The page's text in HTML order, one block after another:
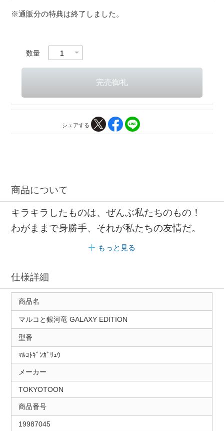
※通販分の特典は終了しました。
数量
シェアする
商品について
キラキラしたものは、ぜんぶ私たちのもの！
わがままで身勝手、それが私たちの友情だ。
もっと見る
仕様詳細
商品名
マルコと銀河竜 GALAXY EDITION
型番
ﾏﾙｺﾄｷﾞﾝｶﾞﾘｭｳ
メーカー
TOKYOTOON
商品番号
19987045